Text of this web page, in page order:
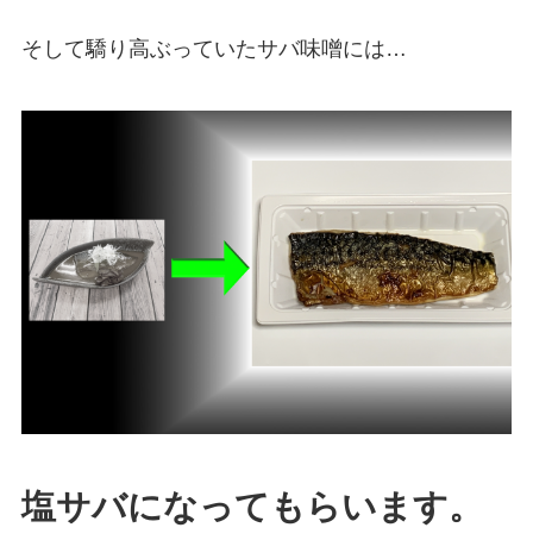
そして驕り高ぶっていたサバ味噌には…
塩サバになってもらいます。